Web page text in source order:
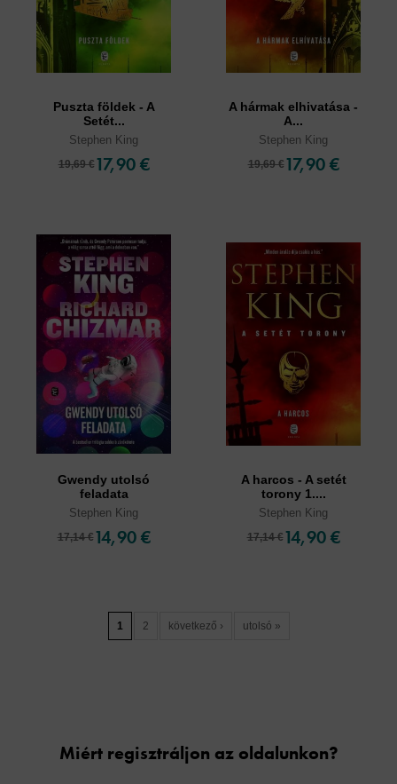
Puszta földek - A
Setét...
Stephen King
19,69 € 17,90 €
A hármak elhivatása -
A...
Stephen King
19,69 € 17,90 €
Gwendy utolsó
feladata
Stephen King
17,14 € 14,90 €
A harcos - A setét
torony 1....
Stephen King
17,14 € 14,90 €
1 2 következő › utolsó »
Miért regisztráljon az oldalunkon?